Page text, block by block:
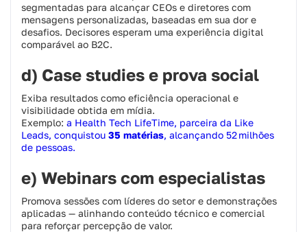
segmentadas para alcançar CEOs e diretores com
mensagens personalizadas, baseadas em sua dor e
desafios. Decisores esperam uma experiência digital
comparável ao B2C.
d) Case studies e prova social
Exiba resultados como eficiência operacional e
visibilidade obtida em mídia.
Exemplo: a Health Tech LifeTime, parceira da Like
Leads, conquistou 35 matérias, alcançando 52 milhões
de pessoas.
e) Webinars com especialistas
Promova sessões com líderes do setor e demonstrações
aplicadas — alinhando conteúdo técnico e comercial
para reforçar percepção de valor.